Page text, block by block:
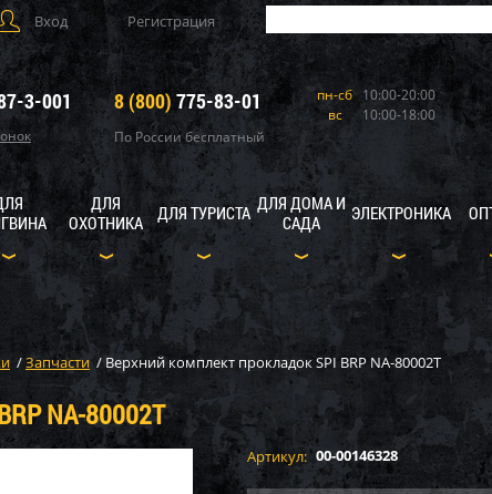
Вход Регистрация
3-001 8 (800) 775-83-01
По России бесплатный
пн-сб 10:00-20:00
вс
10:00-18:00
ДЛЯ
ОХОТНИКА
ДЛЯ ТУРИСТА ДЛЯ ДОМА И
САДА
ЭЛЕКТРОНИКА
/Запчасти /Верхний комплект прокладок SPI BRP NA-80002T
NA-80002T
Артикул: 00-00146328